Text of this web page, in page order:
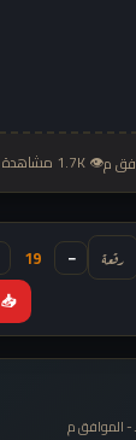
👁 1.7K مشاهدة
رقعة −
19
📥 PDF